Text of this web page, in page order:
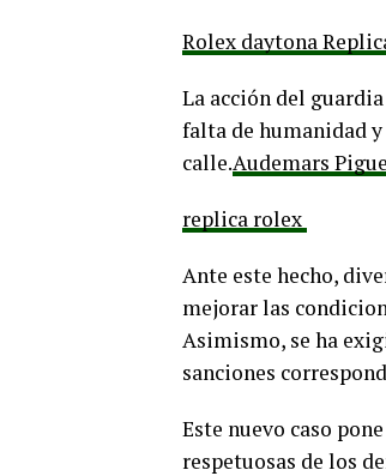
Rolex daytona
La acción del
falta de humanidad
calle.Audemars
replica rolex
Ante este hecho,
mejorar las
Asimismo, se ha
sanciones
Este nuevo caso
respetuosas de los